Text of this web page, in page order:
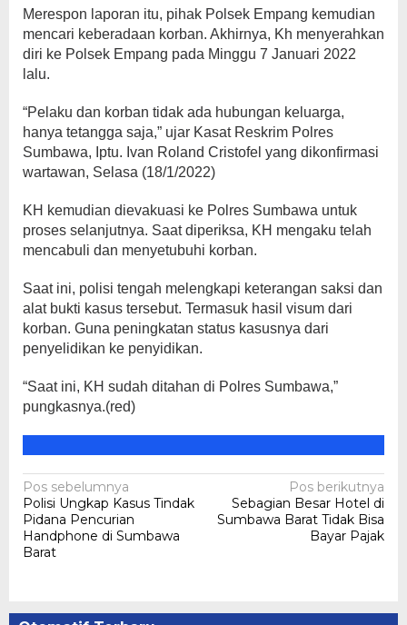
Merespon laporan itu, pihak Polsek Empang kemudian
mencari keberadaan korban. Akhirnya, Kh menyerahkan
diri ke Polsek Empang pada Minggu 7 Januari 2022
lalu.
“Pelaku dan korban tidak ada hubungan keluarga,
hanya tetangga saja,” ujar Kasat Reskrim Polres
Sumbawa, Iptu. Ivan Roland Cristofel yang dikonfirmasi
wartawan, Selasa (18/1/2022)
KH kemudian dievakuasi ke Polres Sumbawa untuk
proses selanjutnya. Saat diperiksa, KH mengaku telah
mencabuli dan menyetubuhi korban.
Saat ini, polisi tengah melengkapi keterangan saksi dan
alat bukti kasus tersebut. Termasuk hasil visum dari
korban. Guna peningkatan status kasusnya dari
penyelidikan ke penyidikan.
“Saat ini, KH sudah ditahan di Polres Sumbawa,”
pungkasnya.(red)
Navigasi
pos
Pos sebelumnya
Polisi Ungkap Kasus Tindak
Pidana Pencurian
Handphone di Sumbawa
Barat
Pos berikutnya
Sebagian Besar Hotel di
Sumbawa Barat Tidak Bisa
Bayar Pajak